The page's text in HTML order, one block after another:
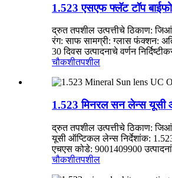
1.523 एसएफ फ्लॅट टॉप
द्रुत तपशील उत्पत्तीचे ठिकाण:
रंग: साफ सामग्री: ग्लास फंक्शन:
30 दिवस उत्पादनाचे वर्णन
चौकशीतपशील
1.523 मिनरल सन लेन्स यूसी
द्रुत तपशील उत्पत्तीचे ठिकाण:
यूसी ऑप्टिकल लेन्स निर्देशांक:
एचएस कोडे: 9001409900
चौकशीतपशील